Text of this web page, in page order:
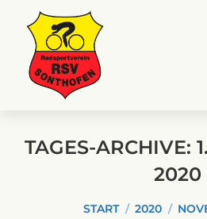
TAGES-ARCHIVE:
2020
START 2020